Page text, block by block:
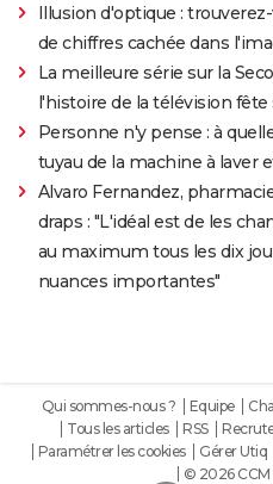
Illusion d'optique :
de chiffres cachée dans
La meilleure série sur la
l'histoire de la télévision fête
Personne n'y pense : à
tuyau de la machine à laver
Alvaro Fernandez,
draps : "L'idéal est de les
au maximum tous les dix
nuances importantes"
Qui sommes-nous ? Equipe
Tous les articles
RSS
Paramétrer les cookies
Gérer Utiq
© 2026